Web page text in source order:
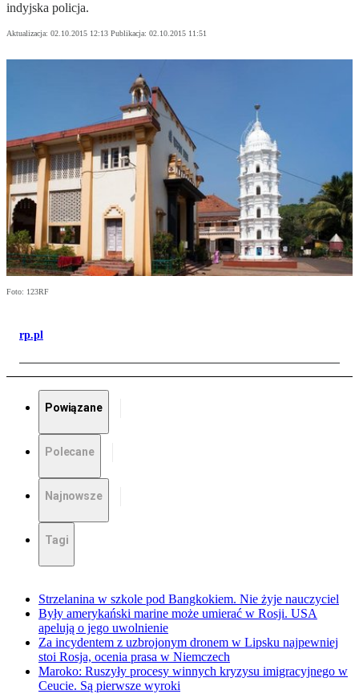
indyjska policja.
Aktualizacja: 02.10.2015 12:13 Publikacja: 02.10.2015 11:51
Foto: 123RF
rp.pl
Powiązane
Polecane
Najnowsze
Tagi
Strzelanina w szkole pod Bangkokiem. Nie żyje nauczyciel
Były amerykański marine może umierać w Rosji. USA
apelują o jego uwolnienie
Za incydentem z uzbrojonym dronem w Lipsku najpewniej
stoi Rosja, ocenia prasa w Niemczech
Maroko: Ruszyły procesy winnych kryzysu imigracyjnego w
Ceucie. Są pierwsze wyroki